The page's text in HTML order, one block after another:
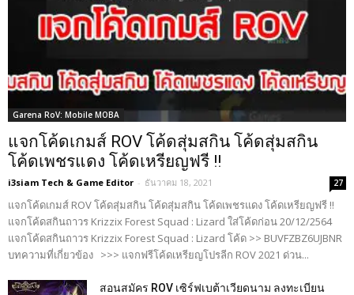
Garena RoV: Mobile MOBA
แจกโค้ดเกมส์ ROV โค้ดสุ่มสกิน โค้ดสุ่มสกิน
โค้ดเพชรแดง โค้ดเหรียญฟรี !!
i3siam Tech & Game Editor - ธันวาคม 18, 2021 27
แจกโค้ดเกมส์ ROV โค้ดสุ่มสกิน โค้ดสุ่มสกิน โค้ดเพชรแดง โค้ดเหรียญฟรี !!
แจกโค้ดสกินถาวร Krizzix Forest Squad : Lizard ใส่โค้ดก่อน 20/12/2564
แจกโค้ดสกินถาวร Krizzix Forest Squad : Lizard โค้ด >> BUVFZBZ6UJBNR
บทความที่เกี่ยวข้อง >>> แจกฟรีโค้ดเหรียญโปรลีก ROV 2021 ด่วน...
สอนสมัคร ROV เซิร์ฟเบต้าเวียดนาม ลงทะเบียน